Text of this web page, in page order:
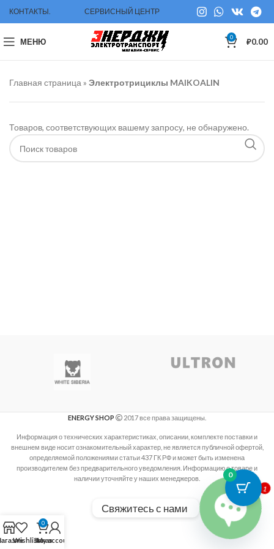
КОНТАКТЫ. СЕРВИСНЫЙ ЦЕНТР
МЕНЮ 0 ₽0.00
Главная страница » Электротрициклы MAIKOALIN
Товаров, соответствующих вашему запросу, не обнаружено.
ENERGY SHOP 2017 все права защищены.
Информация о технических характеристиках, описании, комплекте поставки и
внешнем виде носит ознакомительный характер, не является публичной офертой,
определяемой положениями статьи 437 ГК РФ и может быть изменена
производителем без предварительного уведомления. Информацию о товаре и
наличии уточняйте у наших менеджеров.
0
Wishlist
0
Заказ
My account
Свяжитесь с нами
1